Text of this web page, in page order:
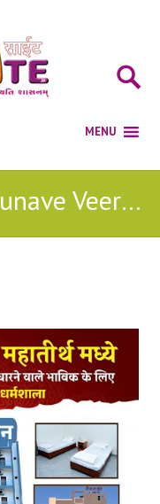
Guruji Bade Gyani Sunave Veer Vani Jain Lyricks